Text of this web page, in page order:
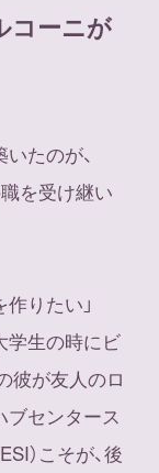
コーニが
たのが、
を受け継い
作りたい」
学生の時にビ
彼が友人のロ
ブセンタース
）こそが、後